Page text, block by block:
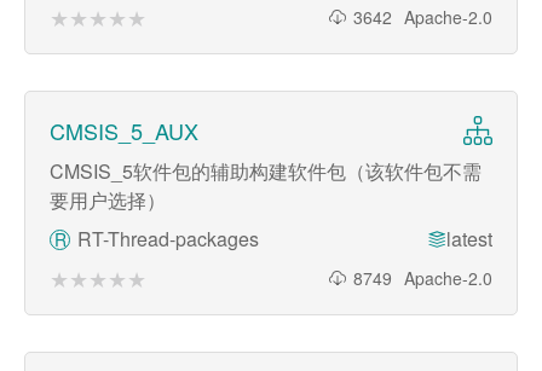
★★★★★
★★★★★ 3642 Apache-2.0
CMSIS_5_AUX
CMSIS_5软件包的辅助构建软件包（该软件包不需
要用户选择）
R RT-Thread-packages latest
★★★★★
★★★★★ 8749 Apache-2.0